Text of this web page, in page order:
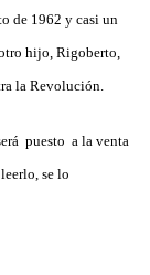
de 1962 y casi un
hijo, Rigoberto,
la Revolución.
puesto a la venta
se lo